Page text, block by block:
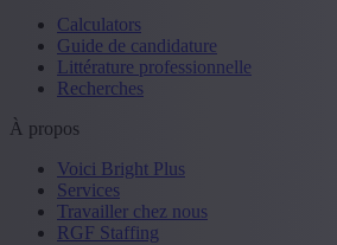
Calculators
Guide de candidature
Littérature professionnelle
Recherches
À propos
Voici Bright Plus
Services
Travailler chez nous
RGF Staffing